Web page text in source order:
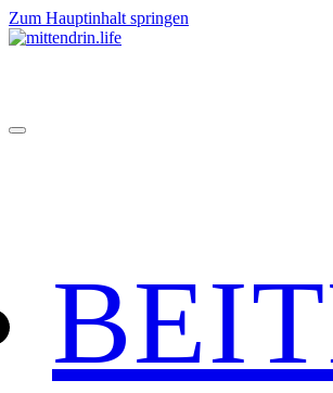
Zum Hauptinhalt springen